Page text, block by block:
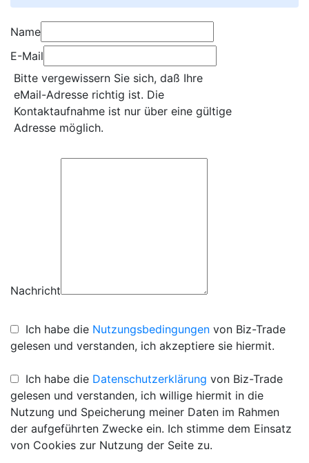
Name
E-Mail
Bitte vergewissern Sie sich, daß Ihre
eMail-Adresse richtig ist. Die
Kontaktaufnahme ist nur über eine gültige
Adresse möglich.
Nachricht
Ich habe die Nutzungsbedingungen von Biz-Trade
gelesen und verstanden, ich akzeptiere sie hiermit.
Ich habe die Datenschutzerklärung von Biz-Trade
gelesen und verstanden, ich willige hiermit in die
Nutzung und Speicherung meiner Daten im Rahmen
der aufgeführten Zwecke ein. Ich stimme dem Einsatz
von Cookies zur Nutzung der Seite zu.